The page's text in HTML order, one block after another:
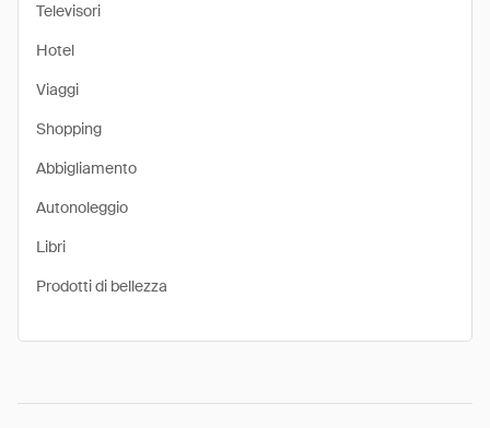
Televisori
Hotel
Viaggi
Shopping
Abbigliamento
Autonoleggio
Libri
Prodotti di bellezza